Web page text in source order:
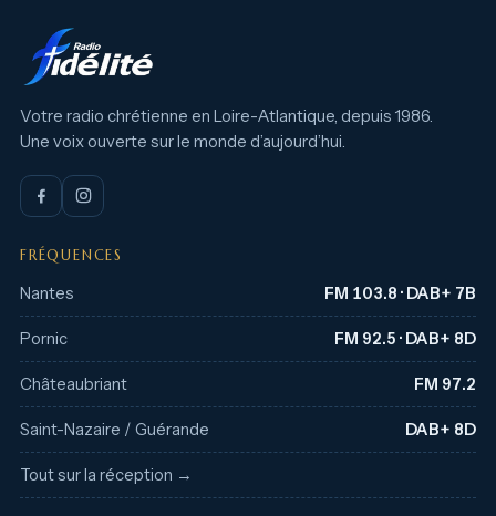
Votre radio chrétienne en Loire-Atlantique, depuis 1986.
Une voix ouverte sur le monde d’aujourd’hui.
FRÉQUENCES
Nantes FM 103.8 · DAB+ 7B
Pornic FM 92.5 · DAB+ 8D
Châteaubriant FM 97.2
Saint-Nazaire / Guérande DAB+ 8D
Tout sur la réception →